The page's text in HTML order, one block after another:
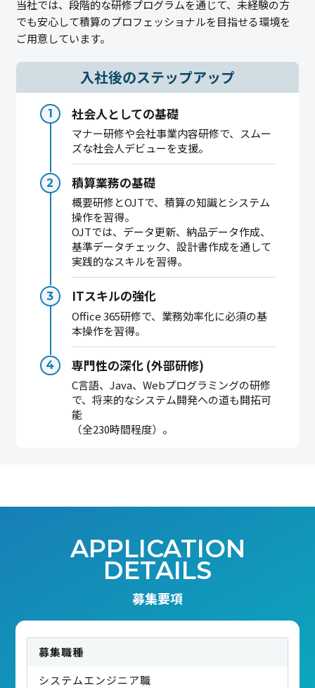
当社では、段階的な研修プログラムを通じて、未経験の方
でも安心して積算のプロフェッショナルを目指せる環境を
ご用意しています。
入社後のステップアップ
社会人としての基礎
マナー研修や会社事業内容研修で、スムー
ズな社会人デビューを支援。
積算業務の基礎
概要研修とOJTで、積算の知識とシステム
操作を習得。
OJTでは、データ更新、納品データ作成、
基準データチェック、設計書作成を通して
実践的なスキルを習得。
ITスキルの強化
Office 365研修で、業務効率化に必須の基
本操作を習得。
専門性の深化 (外部研修)
C言語、Java、Webプログラミングの研修
で、将来的なシステム開発への道も開拓可
能
（全230時間程度）。
APPLICATION
DETAILS
募集要項
募集職種
システムエンジニア職